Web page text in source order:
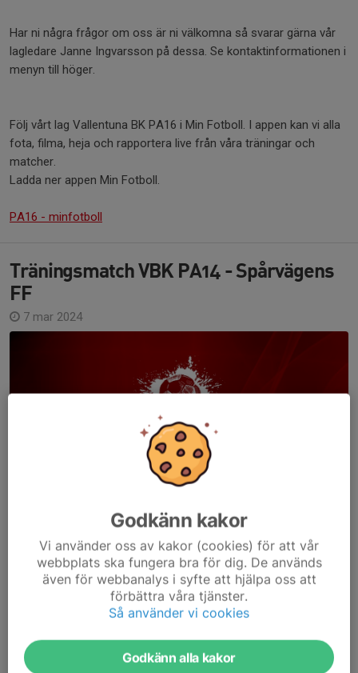
Har ni några frågor om oss är ni välkomna så svarar gärna vår
lagledare Janne Ingvarsson på dessa. Se kontaktinformationen i
menyn till höger.
Följ vårt lag Vallentuna BK PA16 i Min Fotboll. I appen kan vi alla
fota, filma, heja och rapportera live från våra träningar och
matcher.
Ladda ner appen Min Fotboll.
PA16 - minfotboll
Träningsmatch VBK PA14 - Spårvägens
FF
7 mar 2024
Godkänn kakor
Vi använder oss av kakor (cookies) för att vår
webbplats ska fungera bra för dig. De används
även för webbanalys i syfte att hjälpa oss att
förbättra våra tjänster.
Så använder vi cookies
Godkänn alla kakor